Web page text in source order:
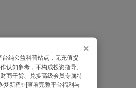
×
台纯公益科普站点，无充值提
认知参考，不构成投资指导。
商干货、兑换高级会员专属特
梦新程✨[查看完整平台福利与